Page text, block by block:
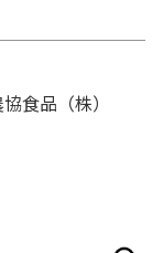
食品（株）